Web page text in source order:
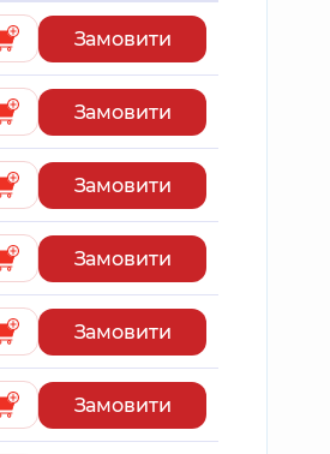
Замовити
Замовити
Замовити
Замовити
Замовити
Замовити